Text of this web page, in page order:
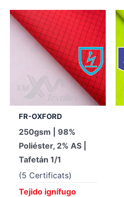
FR-OXFORD
250gsm | 98%
Poliéster, 2% AS |
Tafetán 1/1
(5 Certificats)
Tejido ignífugo